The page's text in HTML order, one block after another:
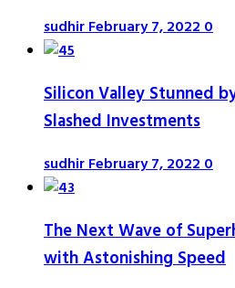
sudhirFebruary 7, 20220
Silicon Valley Stunned
Slashed Investments
sudhirFebruary 7, 20220
The Next Wave of
with Astonishing Speed